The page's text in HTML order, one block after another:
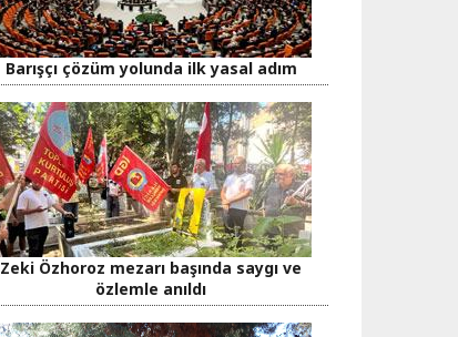
Barışçı çözüm yolunda ilk yasal adım
Zeki Özhoroz mezarı başında saygı ve
özlemle anıldı